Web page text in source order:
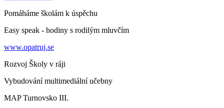
Pomáháme školám k úspěchu
Easy speak - hodiny s rodilým mluvčím
www.opatruj.se
Rozvoj Školy v ráji
Vybudování multimediální učebny
MAP Turnovsko III.